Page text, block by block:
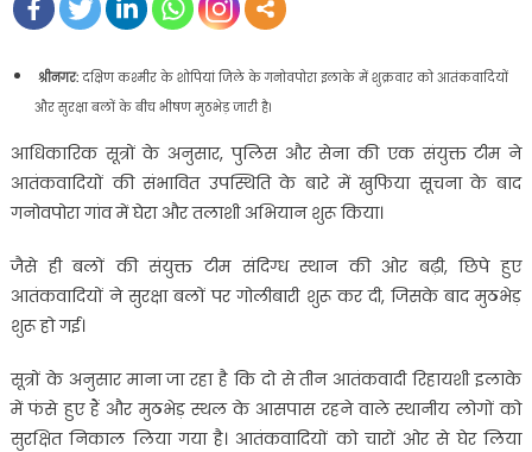
श्रीनगर: दक्षिण कश्मीर के शोपियां जिले के गनोवपोरा इलाके में शुक्रवार को आतंकवादियों
और सुरक्षा बलों के बीच भीषण मुठभेड़ जारी है।
आधिकारिक सूत्रों के अनुसार, पुलिस और सेना की एक संयुक्त टीम ने
आतंकवादियों की संभावित उपस्थिति के बारे में खुफिया सूचना के बाद
गनोवपोरा गांव में घेरा और तलाशी अभियान शुरू किया।
जैसे ही बलों की संयुक्त टीम संदिग्ध स्थान की ओर बढ़ी, छिपे हुए
आतंकवादियों ने सुरक्षा बलों पर गोलीबारी शुरू कर दी, जिसके बाद मुठभेड़
शुरू हो गई।
सूत्रों के अनुसार माना जा रहा है कि दो से तीन आतंकवादी रिहायशी इलाके
में फंसे हुए हैं और मुठभेड़ स्थल के आसपास रहने वाले स्थानीय लोगों को
सुरक्षित निकाल लिया गया है। आतंकवादियों को चारों ओर से घेर लिया